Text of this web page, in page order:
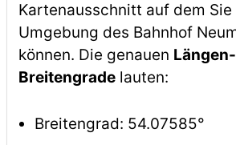
Kartenausschnitt auf dem Sie
Umgebung des Bahnhof
können. Die genauen
Breitengradelauten:
Breitengrad: 54.07585°